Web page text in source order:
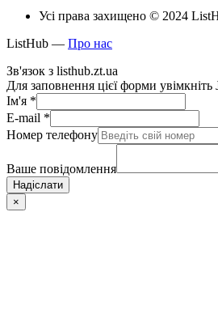
Усі права захищено © 2024
ListHub — Про нас
Зв'язок з listhub.zt.ua
Для заповнення цієї форми увімкніть
Ім'я *
E-mail *
Номер телефону
Ваше повідомлення
Надіслати
×